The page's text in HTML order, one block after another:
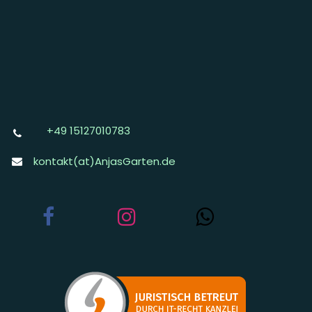
+49 15127010783
kontakt(at)AnjasGarten.de